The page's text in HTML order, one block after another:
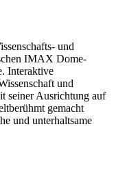
und
IMAX Dome-
Interaktive
und
seiner Ausrichtung auf
gemacht
und unterhaltsame